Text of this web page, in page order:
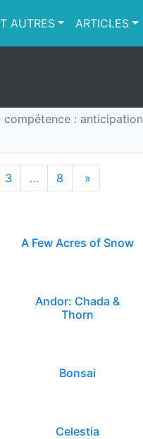
AUTRES ARTICLES
compétence : anticipation
3 … 8 »
A Few Acres of Snow
Andor: Chada &
Thorn
Bonsai
Celestia